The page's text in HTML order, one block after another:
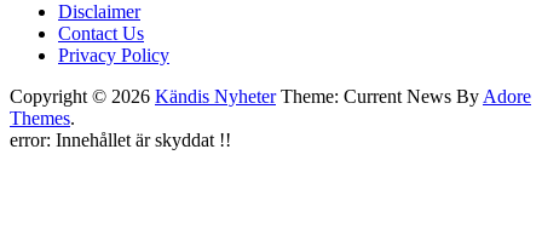
Disclaimer
Contact Us
Privacy Policy
Copyright © 2026 Kändis NyheterTheme: Current News By Adore
Themes.
error: Innehållet är skyddat !!